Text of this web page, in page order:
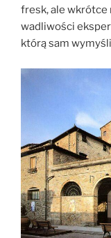
fresk, ale wkrótce
wadliwości
którą sam